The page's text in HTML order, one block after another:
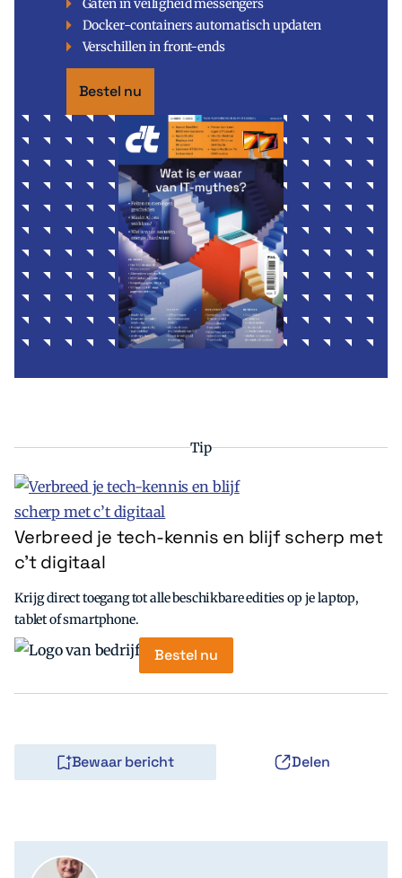
Gaten in veiligheid messengers
Docker-containers automatisch updaten
Verschillen in front-ends
Bestel nu
Tip
Verbreed je tech-kennis en blijf scherp met
c’t digitaal
Krijg direct toegang tot alle beschikbare edities op je laptop,
tablet of smartphone.
Bestel nu
Bewaar bericht Delen